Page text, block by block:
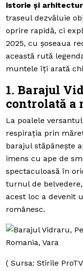
istorie și
traseul dezvăluie
oprire rapidă, ci
2025, cu șoseaua
această rută
muntele îți arată
1. Barajul
controlată a
La poalele
respirația prin
barajul stăpânește
imens cu ape de
spectaculoasă în
turnul de
acest loc a devenit
românesc.
( Sursa: Stirile